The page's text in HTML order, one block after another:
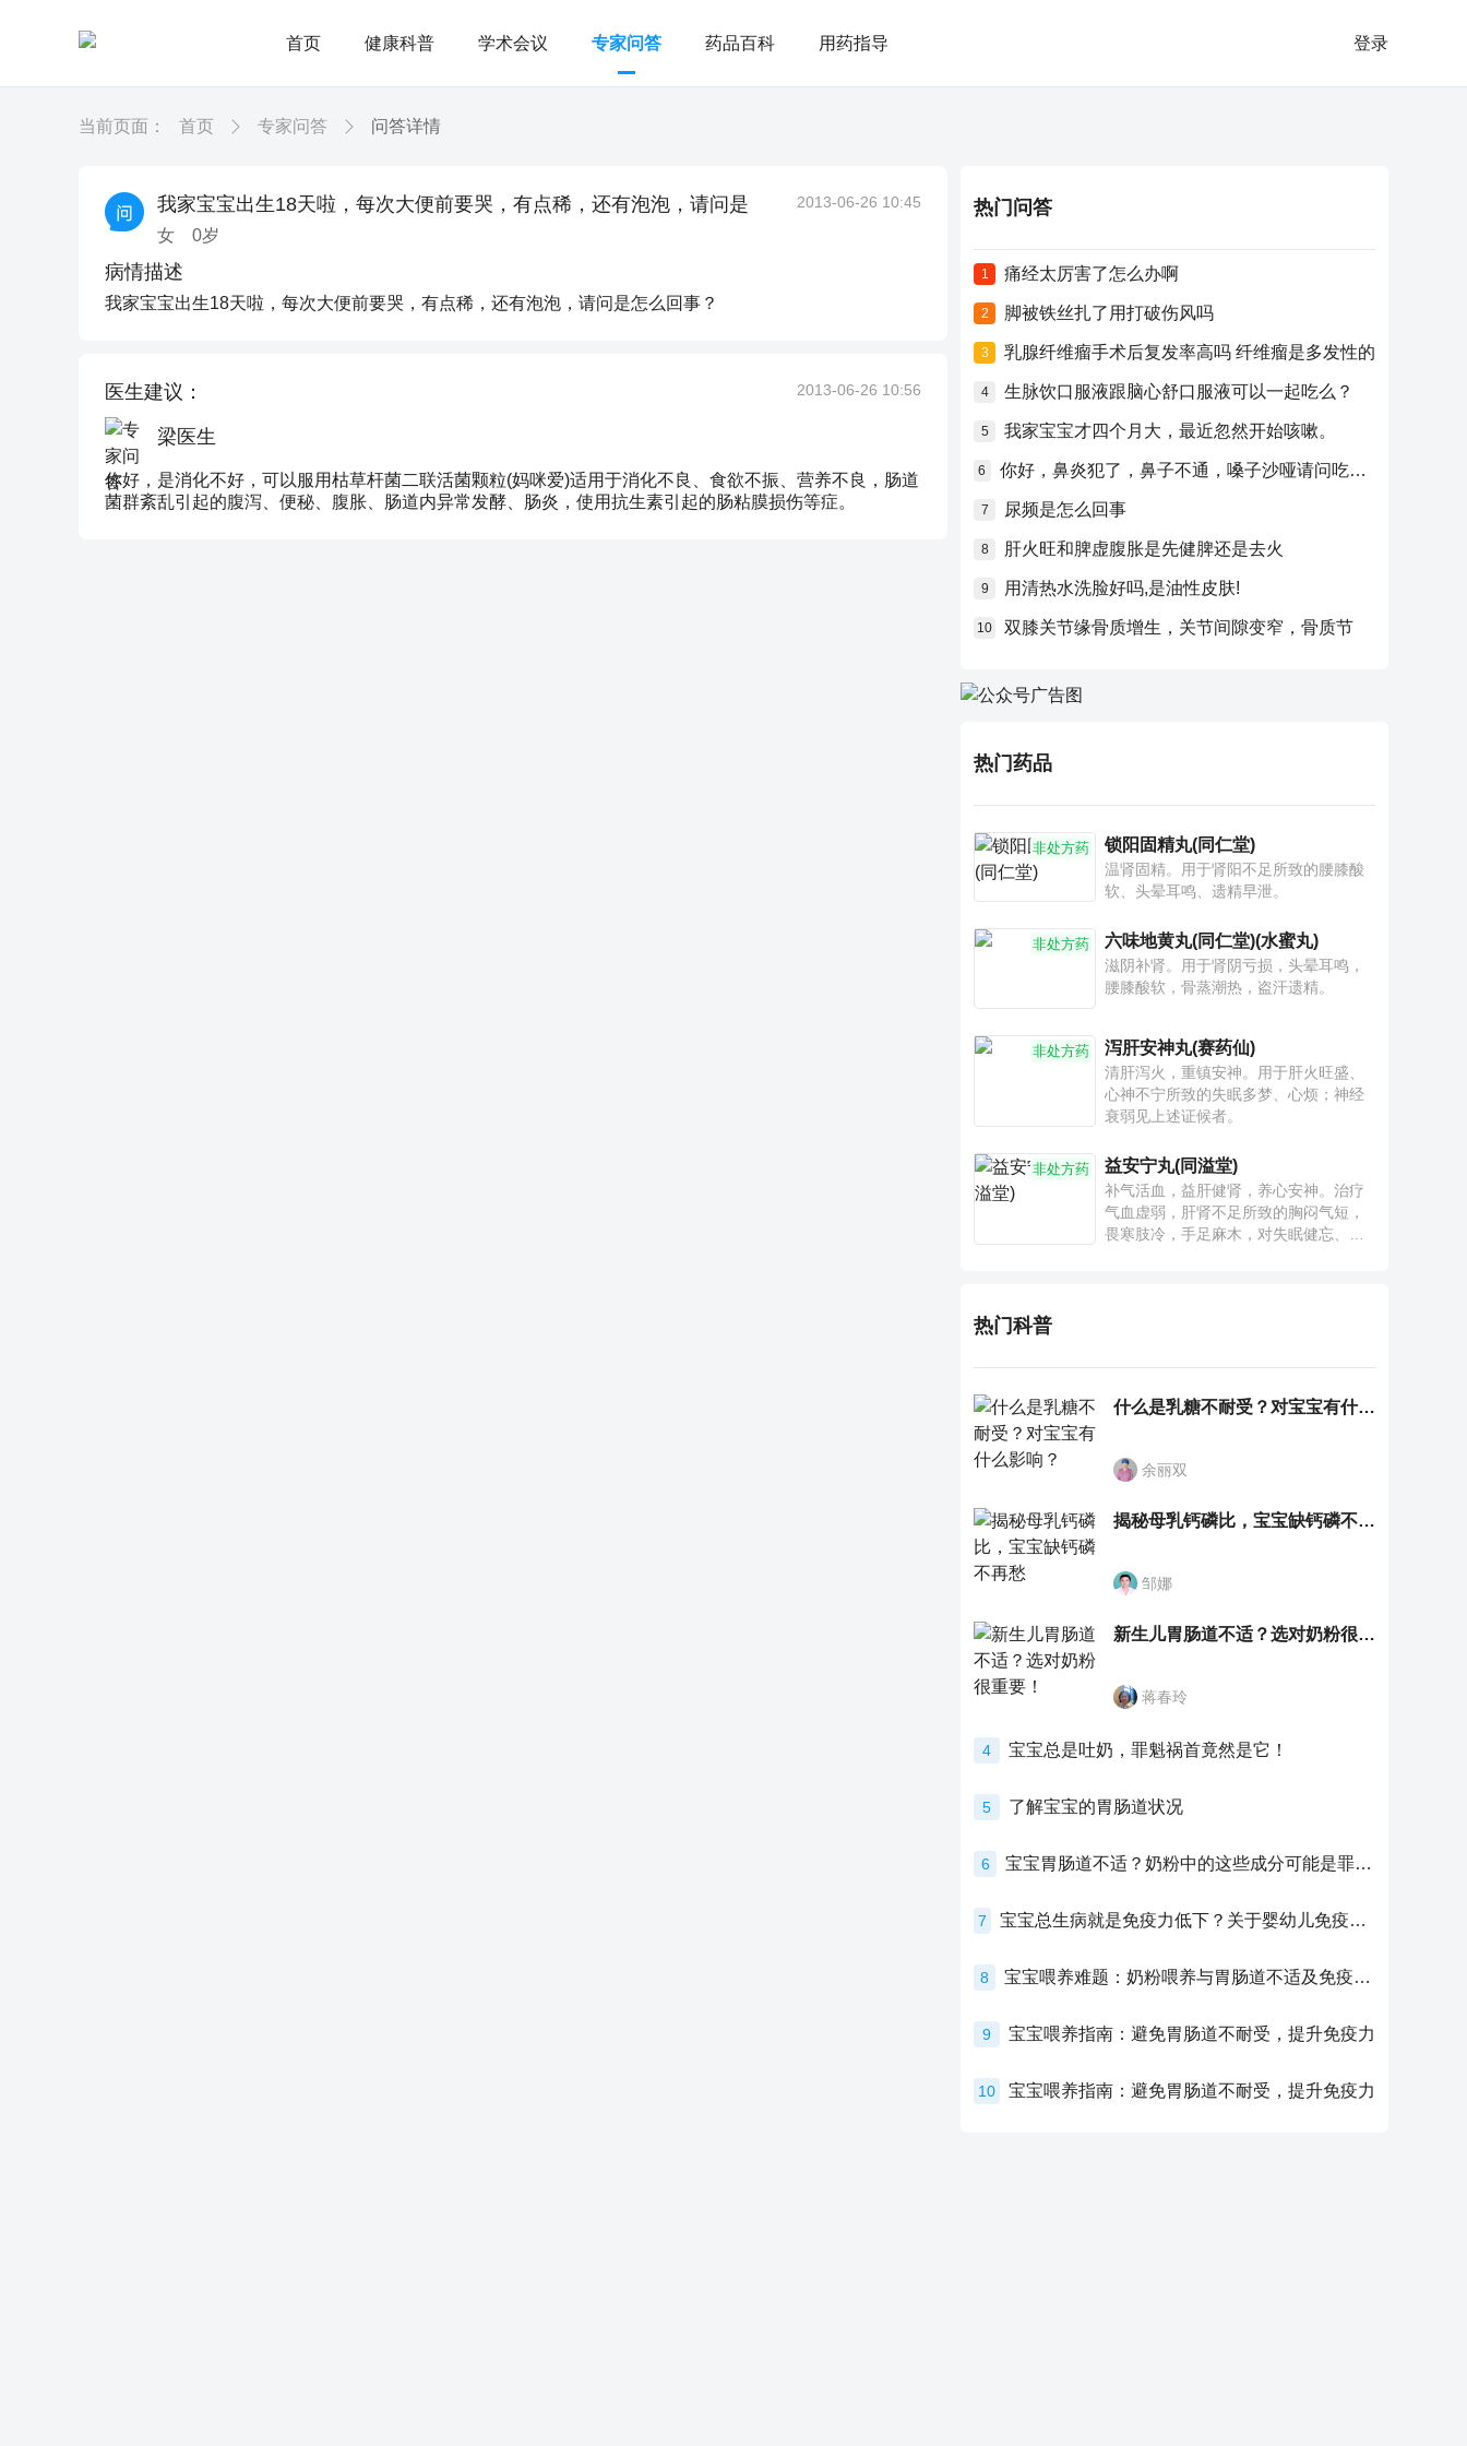
首页 健康科普 学术会议 专家问答 药品百科 用药指导 登录
当前页面： 首页 专家问答 问答详情
我家宝宝出生18天啦，每次大便前要哭，有点稀，还有泡泡，请问是
女 0岁
2013-06-26 10:45
病情描述
我家宝宝出生18天啦，每次大便前要哭，有点稀，还有泡泡，请问是怎么回事？
医生建议： 2013-06-26 10:56
梁医生
你好，是消化不好，可以服用枯草杆菌二联活菌颗粒(妈咪爱)适用于消化不良、食欲不振、营养不良，肠道
菌群紊乱引起的腹泻、便秘、腹胀、肠道内异常发酵、肠炎，使用抗生素引起的肠粘膜损伤等症。
热门问答
1 痛经太厉害了怎么办啊
2 脚被铁丝扎了用打破伤风吗
3 乳腺纤维瘤手术后复发率高吗 纤维瘤是多发性的
4 生脉饮口服液跟脑心舒口服液可以一起吃么？
5 我家宝宝才四个月大，最近忽然开始咳嗽。
6 你好，鼻炎犯了，鼻子不通，嗓子沙哑请问吃什么药比较好？
7 尿频是怎么回事
8 肝火旺和脾虚腹胀是先健脾还是去火
9 用清热水洗脸好吗,是油性皮肤!
10 双膝关节缘骨质增生，关节间隙变窄，骨质节
热门药品
非处方药 锁阳固精丸(同仁堂)
温肾固精。用于肾阳不足所致的腰膝酸
软、头晕耳鸣、遗精早泄。
非处方药 六味地黄丸(同仁堂)(水蜜丸)
滋阴补肾。用于肾阴亏损，头晕耳鸣，
腰膝酸软，骨蒸潮热，盗汗遗精。
非处方药 泻肝安神丸(赛药仙)
清肝泻火，重镇安神。用于肝火旺盛、
心神不宁所致的失眠多梦、心烦；神经
衰弱见上述证候者。
非处方药 益安宁丸(同溢堂)
补气活血，益肝健肾，养心安神。治疗
气血虚弱，肝肾不足所致的胸闷气短，
畏寒肢冷，手足麻木，对失眠健忘、神
热门科普
什么是乳糖不耐受？对宝宝有什么影响？
余丽双
揭秘母乳钙磷比，宝宝缺钙磷不再愁
邹娜
新生儿胃肠道不适？选对奶粉很重要！
蒋春玲
4 宝宝总是吐奶，罪魁祸首竟然是它！
5 了解宝宝的胃肠道状况
6 宝宝胃肠道不适？奶粉中的这些成分可能是罪魁祸首！
7 宝宝总生病就是免疫力低下？关于婴幼儿免疫力的真相，家长必须了解！
8 宝宝喂养难题：奶粉喂养与胃肠道不适及免疫力提升的奥秘
9 宝宝喂养指南：避免胃肠道不耐受，提升免疫力
10 宝宝喂养指南：避免胃肠道不耐受，提升免疫力